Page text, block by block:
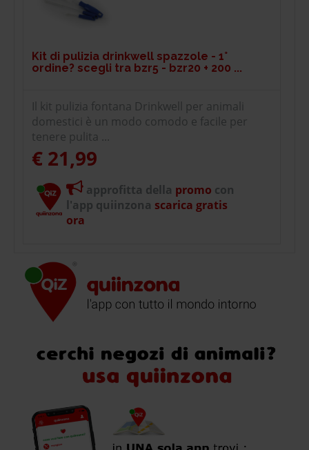
Kit di pulizia drinkwell spazzole - 1°
ordine? scegli tra bzr5 - bzr20 + 200 ...
Il kit pulizia fontana Drinkwell per animali
domestici è un modo comodo e facile per
tenere pulita ...
€ 21,99
approfitta della promo con
l'app quiinzona scarica gratis
ora